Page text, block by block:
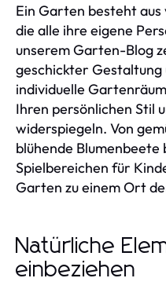
Ein Garten besteht
die alle ihre eigene
unserem Garten-Blog
geschickter
individuelle
Ihren persönlichen Stil
widerspiegeln. Von
blühende Blumenbeete
Spielbereichen für
Garten zu einem Ort
Natürliche
einbeziehen